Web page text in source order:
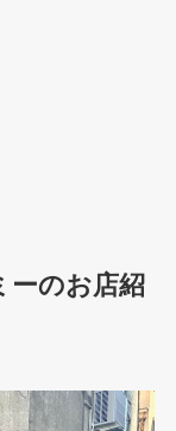
ーのお店紹